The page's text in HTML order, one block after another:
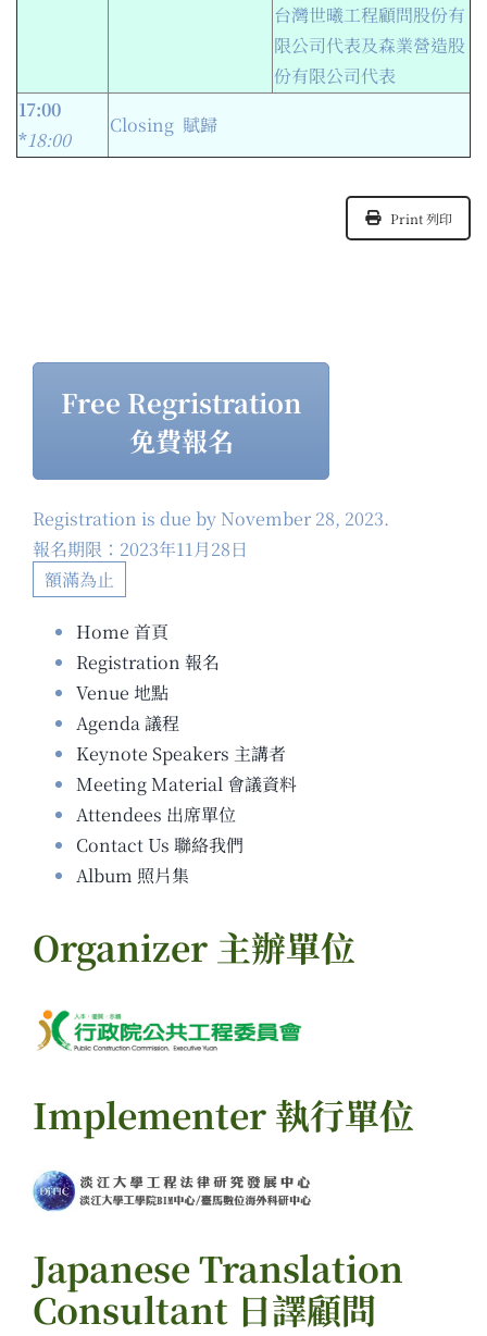
台灣世曦工程顧問股份有
限公司代表及森業營造股
份有限公司代表
17:00
*18:00
Closing 賦歸
Print 列印
Free Regristration
免費報名
Registration is due by November 28, 2023.
報名期限：2023年11月28日
額滿為止
Home 首頁
Registration 報名
Venue 地點
Agenda 議程
Keynote Speakers 主講者
Meeting Material 會議資料
Attendees 出席單位
Contact Us 聯絡我們
Album 照片集
Organizer 主辦單位
Implementer 執行單位
Japanese Translation
Consultant 日譯顧問